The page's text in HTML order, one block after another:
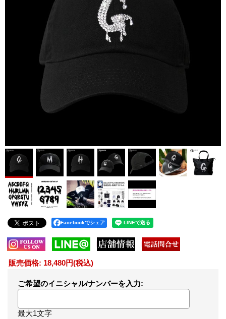
Facebookでシェア
販売価格: 18,480円(税込)
ご希望のイニシャル/ナンバーを入力:
最大1文字